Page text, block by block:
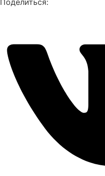
Поделиться: